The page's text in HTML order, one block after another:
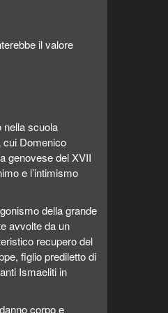
il valore
nella scuola
cui Domenico
genovese del XVII
e l’intimismo
della grande
avvolte da un
recupero del
figlio prediletto di
Ismaeliti in
corpo e